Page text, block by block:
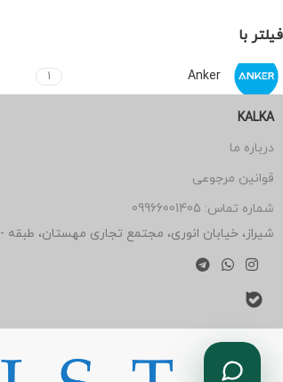
فیلتر با
Anker
1
KALKA
درباره ما
قوانین مرجوعی
شماره تماس: 09966001405
شیراز، خیابان انوری، مجتمع تجاری مهستان، طبقه -1، پلاک b19a